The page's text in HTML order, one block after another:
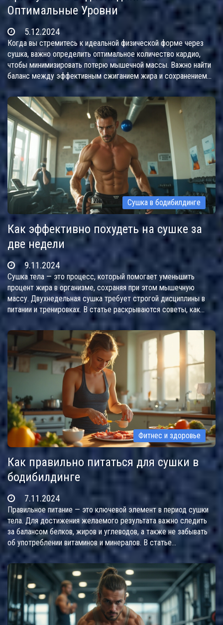
Оптимальные Уровни
5.12.2024
Когда вы стремитесь к идеальной физической форме через
сушка, важно определить оптимальное количество кардио,
чтобы минимизировать потерю мышечной массы. Важно найти
баланс между эффективным сжиганием жира и сохранением
достигнутого результата в наращивании мышц. В статье речь
пойдет о том, сколько кардио достаточно, чтобы помочь в
достижении цели, а также о важных факторах, которые
следует учитывать. В статье также представлено несколько
полезных советов и интересных фактов об эффективных
кардио-методах.
Сушка в бодибилдинге
Как эффективно похудеть на сушке за
две недели
9.11.2024
Сушка тела — это процесс, который помогает уменьшить
процент жира в организме, сохраняя при этом мышечную
массу. Двухнедельная сушка требует строгой дисциплины в
питании и тренировках. В статье раскрываются советы, как
добиться максимальных результатов за короткий срок без
вреда для здоровья. Подход включает в себя
сбалансированное питание, интенсивные тренировки и
внимательное отношение к собственному организму.
Фитнес и здоровье
Как правильно питаться для сушки в
бодибилдинге
7.11.2024
Правильное питание — это ключевой элемент в период сушки
тела. Для достижения желаемого результата важно следить
за балансом белков, жиров и углеводов, а также не забывать
об употреблении витаминов и минералов. В статье
рассматриваются основы диетического рациона, включающие
продукты, которые помогают избавиться от лишней жидкости
и жира. Узнайте, как создать эффективное меню и какие
продукты исключить из своего рациона. Следуя правильным
советам, можно достичь результатов безопасно и эффективно.